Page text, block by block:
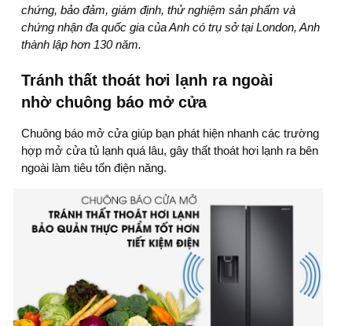
chứng, bảo đảm, giám định, thử nghiệm sản phẩm và
chứng nhận đa quốc gia của Anh có trụ sở tại London, Anh
thành lập hơn 130 năm.
Tránh thất thoát hơi lạnh ra ngoài
nhờ chuông báo mở cửa
Chuông báo mở cửa giúp bạn phát hiện nhanh các trường
hợp mở cửa tủ lạnh quá lâu, gây thất thoát hơi lạnh ra bên
ngoài làm tiêu tốn điện năng.